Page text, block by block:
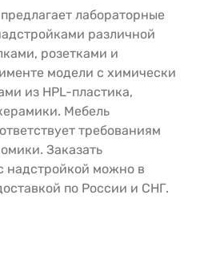
лабораторные
различной
розетками и
модели с химически
из HPL-пластика,
Мебель
требованиям
Заказать
надстройкой можно в
по России и СНГ.